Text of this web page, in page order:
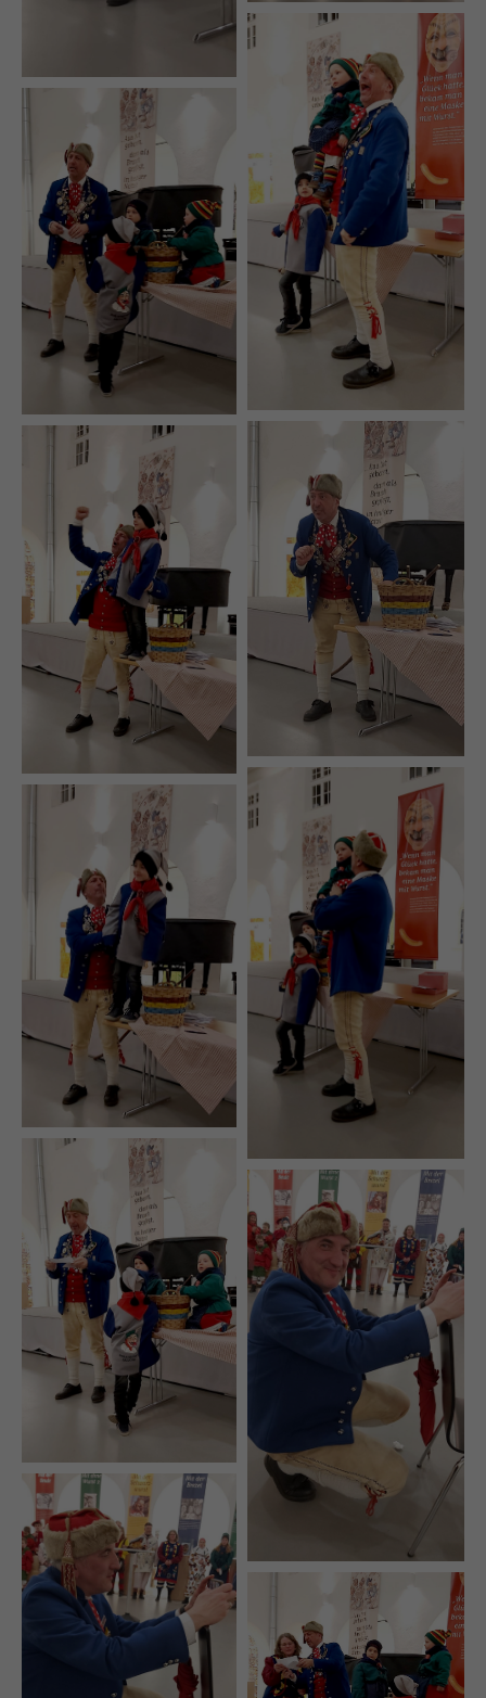
Aenean commodo ligula eget dolor. Aenean
massa. Cum sociis natoque penatibus et magnis
dis parturient montes, nascetur ridiculus mus.
Donec quam felis, ultricies nec.